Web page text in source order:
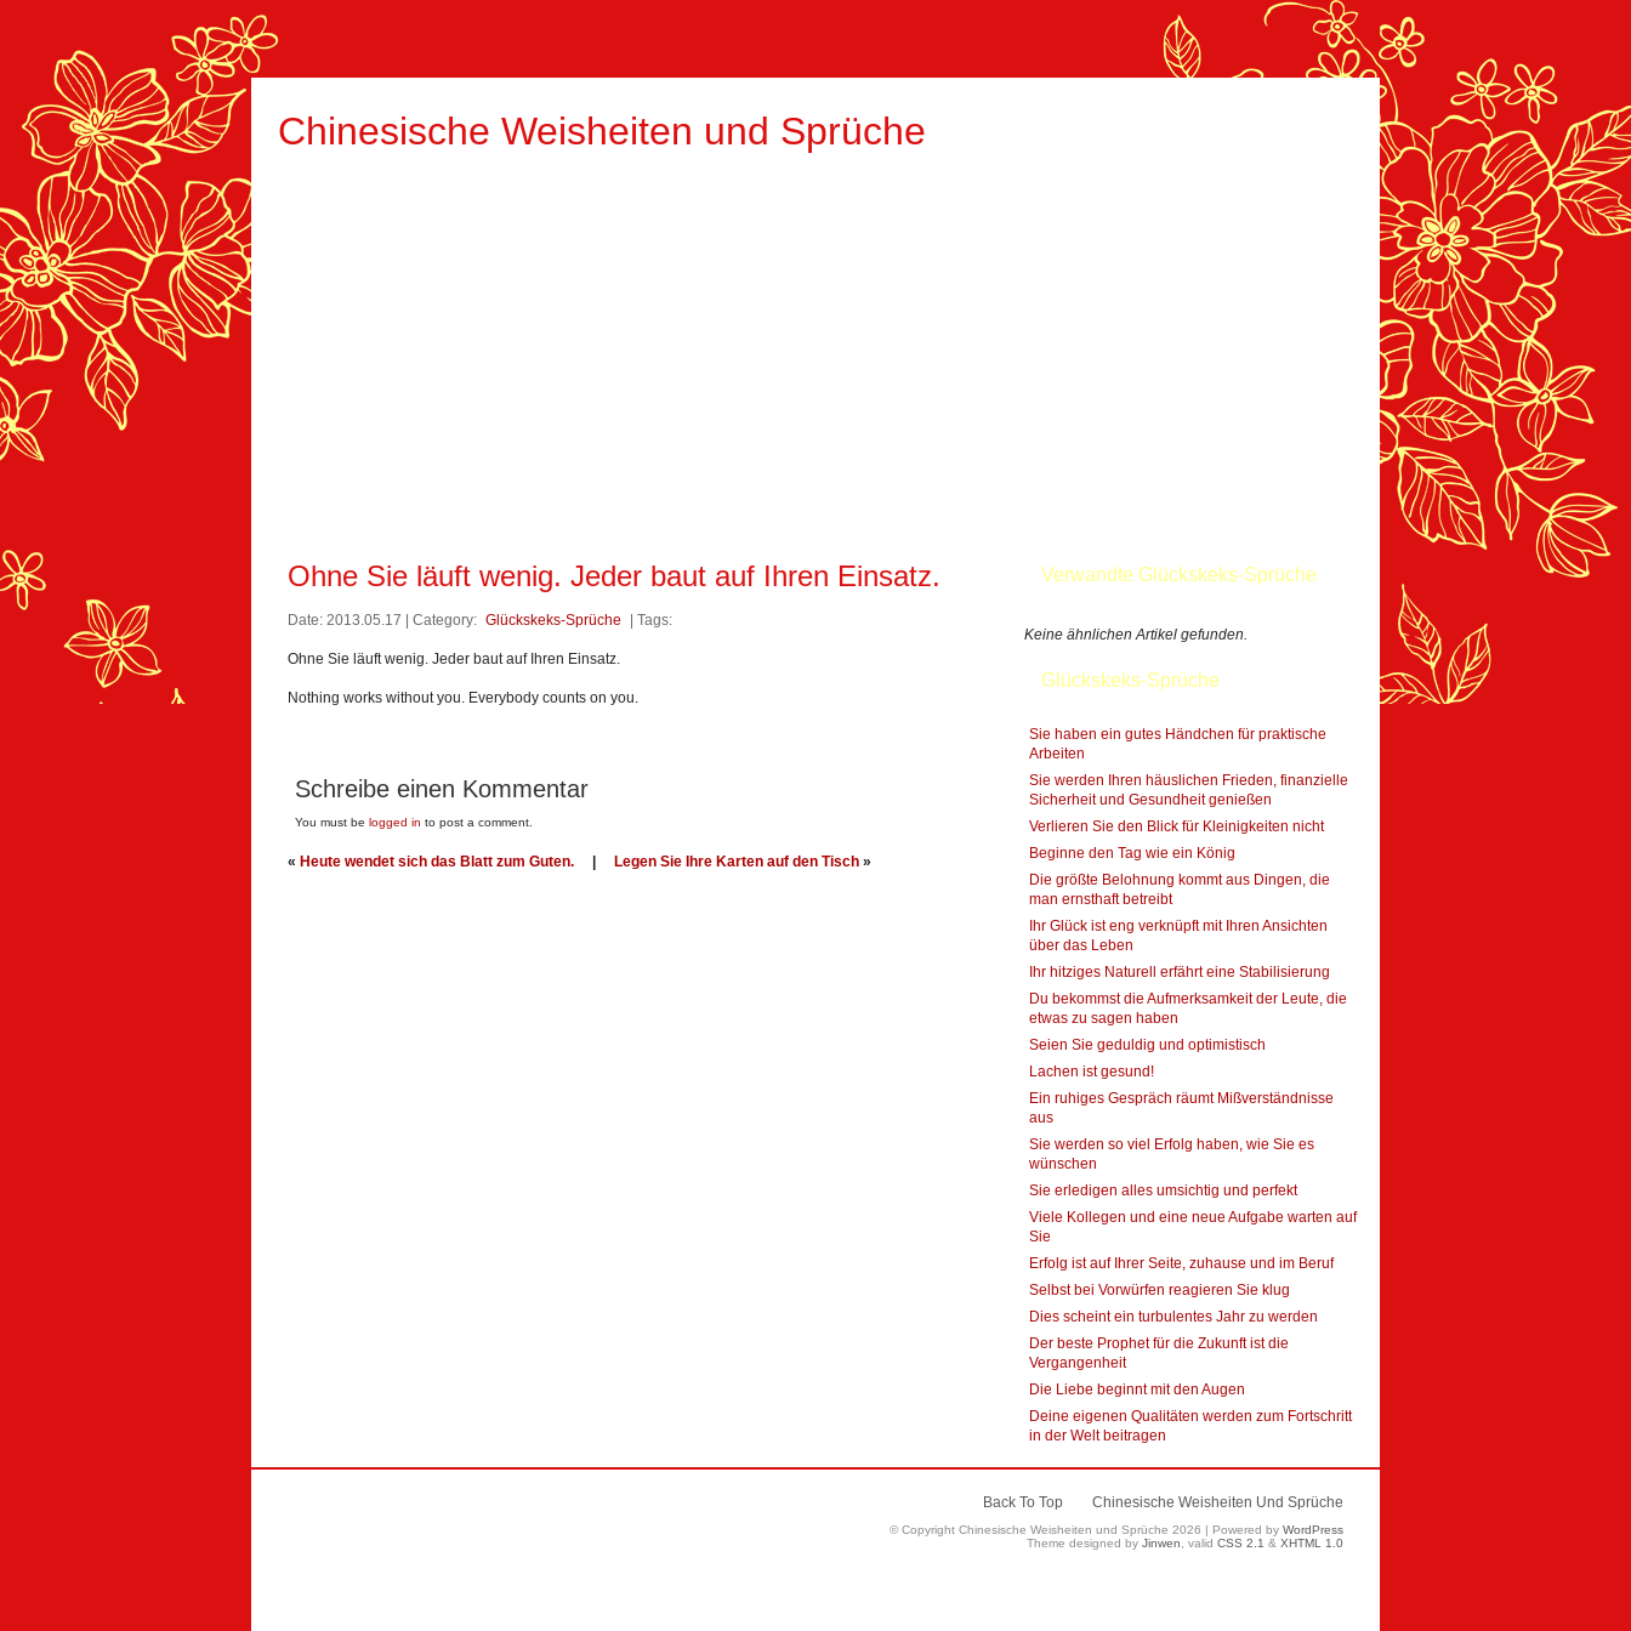
Chinesische Weisheiten und Sprüche
Ohne Sie läuft wenig. Jeder baut auf Ihren Einsatz.
Date: 2013.05.17 | Category: Glückskeks-Sprüche | Tags:
Ohne Sie läuft wenig. Jeder baut auf Ihren Einsatz.
Nothing works without you. Everybody counts on you.
Schreibe einen Kommentar
You must be logged in to post a comment.
« Heute wendet sich das Blatt zum Guten. Legen Sie Ihre Karten auf den Tisch »
Verwandte Glückskeks-Sprüche
Keine ähnlichen Artikel gefunden.
Glückskeks-Sprüche
Sie haben ein gutes Händchen für praktische
Arbeiten
Sie werden Ihren häuslichen Frieden, finanzielle
Sicherheit und Gesundheit genießen
Verlieren Sie den Blick für Kleinigkeiten nicht
Beginne den Tag wie ein König
Die größte Belohnung kommt aus Dingen, die
man ernsthaft betreibt
Ihr Glück ist eng verknüpft mit Ihren Ansichten
über das Leben
Ihr hitziges Naturell erfährt eine Stabilisierung
Du bekommst die Aufmerksamkeit der Leute, die
etwas zu sagen haben
Seien Sie geduldig und optimistisch
Lachen ist gesund!
Ein ruhiges Gespräch räumt Mißverständnisse
aus
Sie werden so viel Erfolg haben, wie Sie es
wünschen
Sie erledigen alles umsichtig und perfekt
Viele Kollegen und eine neue Aufgabe warten auf
Sie
Erfolg ist auf Ihrer Seite, zuhause und im Beruf
Selbst bei Vorwürfen reagieren Sie klug
Dies scheint ein turbulentes Jahr zu werden
Der beste Prophet für die Zukunft ist die
Vergangenheit
Die Liebe beginnt mit den Augen
Deine eigenen Qualitäten werden zum Fortschritt
in der Welt beitragen
Back To Top Chinesische Weisheiten Und Sprüche
© Copyright Chinesische Weisheiten und Sprüche 2026 | Powered by WordPress
Theme designed by Jinwen , valid CSS 2.1 & XHTML 1.0